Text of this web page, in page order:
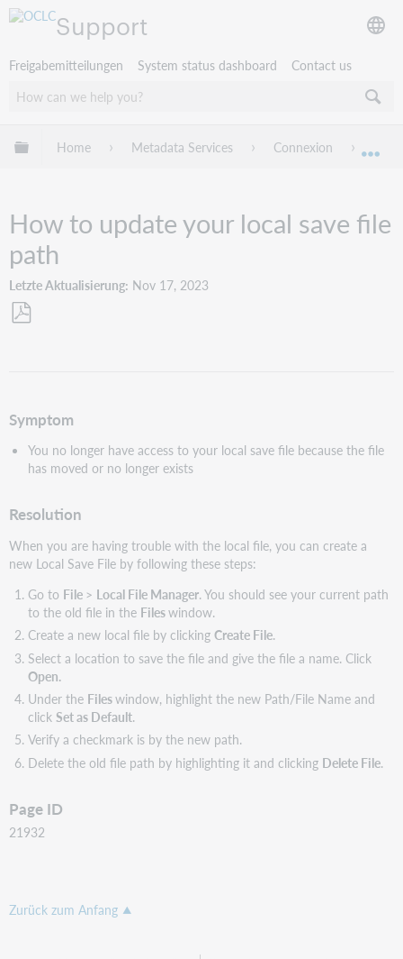
Support
Freigabemitteilungen System status dashboard Contact us
Globale Hierarchie expandieren/verbergen
Home Metadata Services Connexion
How to update your local save file
path
Letzte Aktualisierung Nov 17, 2023
Symptom
You no longer have access to your local save file because the file
has moved or no longer exists
Resolution
When you are having trouble with the local file, you can create a
new Local Save File by following these steps:
Go to File > Local File Manager. You should see your current path
to the old file in the Fileswindow.
Create a new local file by clicking CreateFile.
Select a location to save the file and give the file a name. Click
Open.
Under the Fileswindow, highlight the new Path/File Name and
click Set as Default.
Verify a checkmark is by the new path.
Delete the old file path by highlighting it and clicking Delete File.
Page ID
21932
Zurück zum Anfang